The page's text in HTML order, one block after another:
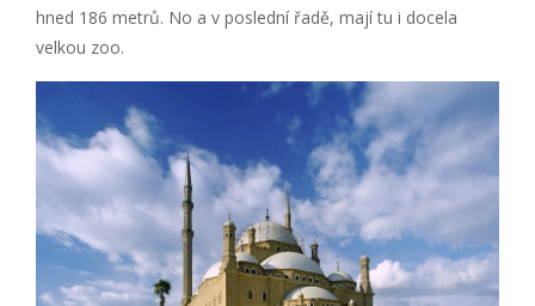
hned 186 metrů. No a v poslední řadě, mají tu i docela
velkou zoo.